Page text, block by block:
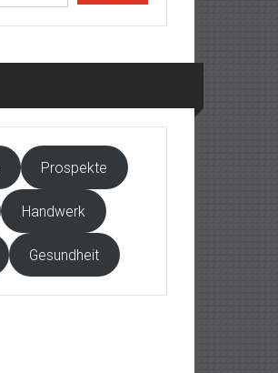
Prospekte
Handwerk
Gesundheit